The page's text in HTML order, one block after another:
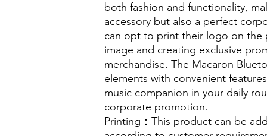
both fashion and functionality,
accessory but also a perfect
can opt to print their logo on the
image and creating exclusive
merchandise. The Macaron
elements with convenient
music companion in your daily
corporate promotion.
Printing：This product can be